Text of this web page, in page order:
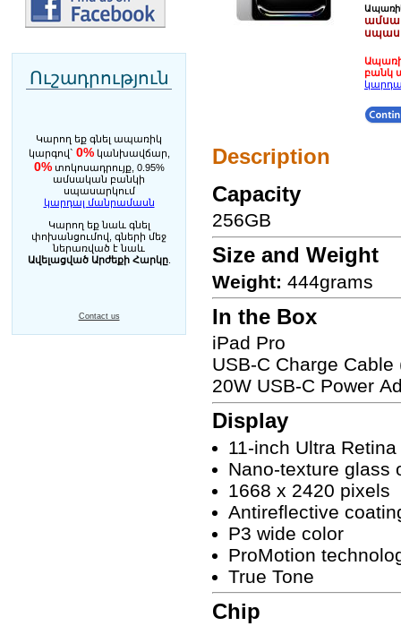
Ուշադրություն
Կարող եք գնել ապառիկ
կարգով` 0%կանխավճար,
0%տոկոսադրույք, 0.95%
ամսական բանկի
սպասարկում
կարդալ մանրամասն
Կարող եք նաև գնել
փոխանցումով, գների մեջ
ներառված է նաև
Ավելացված Արժեքի Հարկը.
Contact us
բանկ
Description
Capacity
256GB
Size and Weight
Weight: 444grams
In the Box
iPad Pro
USB-C Charge Cable
20W USB-C Power
Display
11-inch Ultra
Nano-texture glass
1668 x 2420 pixels
Antireflective
P3 wide color
ProMotion
True Tone
Chip